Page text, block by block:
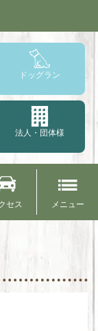
ドッグラン
法人・団体様
セス メニュー